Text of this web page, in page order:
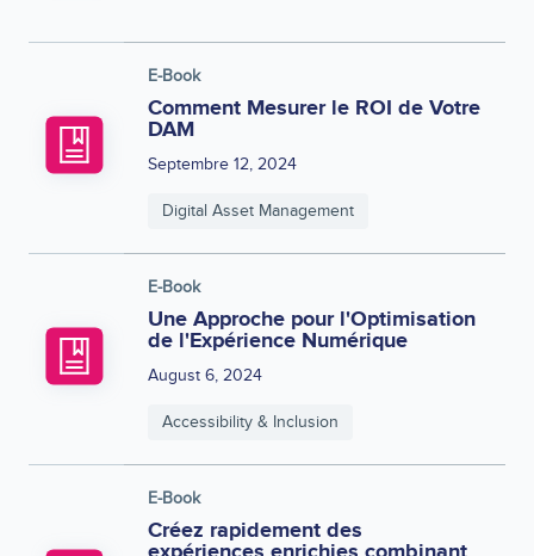
E-Book
Comment Mesurer le ROI de Votre
DAM
Septembre 12, 2024
Digital Asset Management
E-Book
Une Approche pour l'Optimisation
de l'Expérience Numérique
August 6, 2024
Accessibility & Inclusion
E-Book
Créez rapidement des